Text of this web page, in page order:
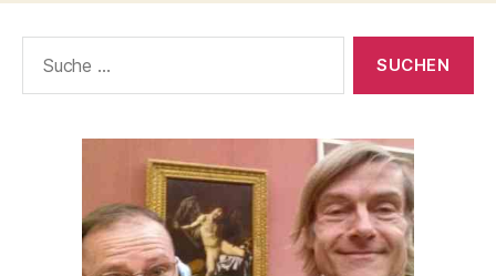
nach: